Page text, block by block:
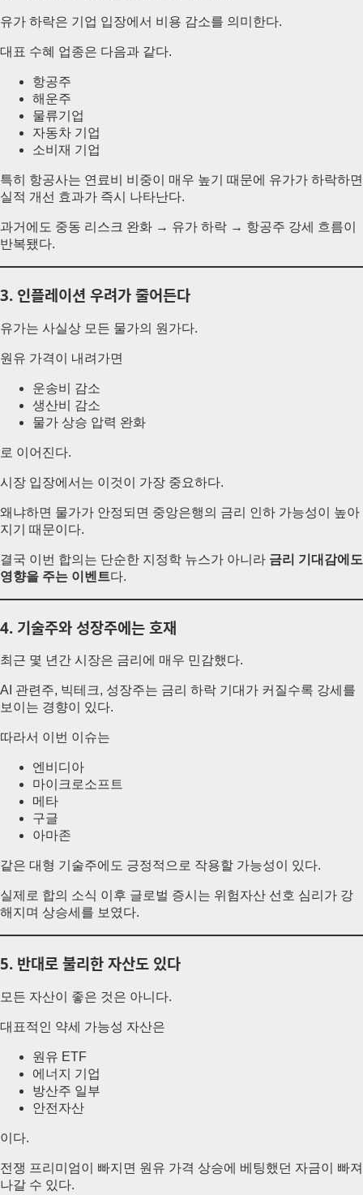
유가 하락은 기업 입장에서 비용 감소를 의미한다.
대표 수혜 업종은 다음과 같다.
항공주
해운주
물류기업
자동차 기업
소비재 기업
특히 항공사는 연료비 비중이 매우 높기 때문에 유가가 하락하면
실적 개선 효과가 즉시 나타난다.
과거에도 중동 리스크 완화 → 유가 하락 → 항공주 강세 흐름이
반복됐다.
3. 인플레이션 우려가 줄어든다
유가는 사실상 모든 물가의 원가다.
원유 가격이 내려가면
운송비 감소
생산비 감소
물가 상승 압력 완화
로 이어진다.
시장 입장에서는 이것이 가장 중요하다.
왜냐하면 물가가 안정되면 중앙은행의 금리 인하 가능성이 높아
지기 때문이다.
결국 이번 합의는 단순한 지정학 뉴스가 아니라 금리 기대감에도
영향을 주는 이벤트다.
4. 기술주와 성장주에는 호재
최근 몇 년간 시장은 금리에 매우 민감했다.
AI 관련주, 빅테크, 성장주는 금리 하락 기대가 커질수록 강세를
보이는 경향이 있다.
따라서 이번 이슈는
엔비디아
마이크로소프트
메타
구글
아마존
같은 대형 기술주에도 긍정적으로 작용할 가능성이 있다.
실제로 합의 소식 이후 글로벌 증시는 위험자산 선호 심리가 강
해지며 상승세를 보였다.
5. 반대로 불리한 자산도 있다
모든 자산이 좋은 것은 아니다.
대표적인 약세 가능성 자산은
원유 ETF
에너지 기업
방산주 일부
안전자산
이다.
전쟁 프리미엄이 빠지면 원유 가격 상승에 베팅했던 자금이 빠져
나갈 수 있다.